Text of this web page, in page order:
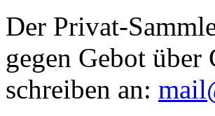
Der Privat-
gegen Gebot über
schreiben an: